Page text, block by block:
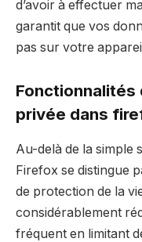
d’avoir à effectuer
garantit que vos
pas sur votre
Fonctionnalités
privée dans
Au-delà de la simple
Firefox se distingue
de protection de la
considérablement
fréquent en limitant